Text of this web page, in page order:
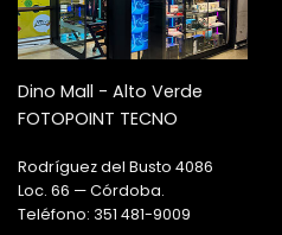
Dino Mall - Alto Verde
FOTOPOINT TECNO
Rodríguez del Busto 4086
Loc. 66 — Córdoba.
Teléfono: 351 481-9009